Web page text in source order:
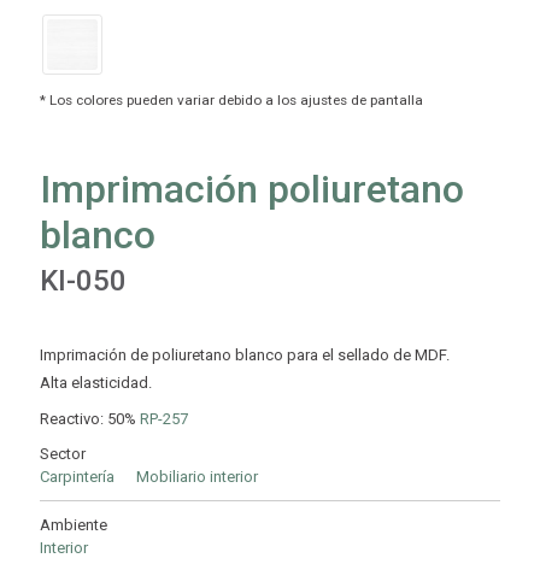
Imprimación poliuretano
blanco
KI-050
Imprimación de poliuretano blanco para el sellado de MDF.
Alta elasticidad.
Reactivo: 50% RP-257
Sector
Carpintería
Mobiliario interior
Ambiente
Interior